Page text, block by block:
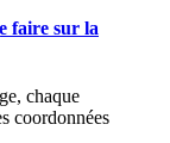
faire sur la
chaque
coordonnées